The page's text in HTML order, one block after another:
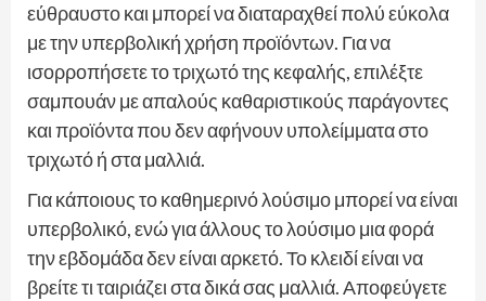
εύθραυστο και μπορεί να διαταραχθεί πολύ εύκολα
με την υπερβολική χρήση προϊόντων. Για να
ισορροπήσετε το τριχωτό της κεφαλής, επιλέξτε
σαμπουάν με απαλούς καθαριστικούς παράγοντες
και προϊόντα που δεν αφήνουν υπολείμματα στο
τριχωτό ή στα μαλλιά.
Για κάποιους το καθημερινό λούσιμο μπορεί να είναι
υπερβολικό, ενώ για άλλους το λούσιμο μια φορά
την εβδομάδα δεν είναι αρκετό. Το κλειδί είναι να
βρείτε τι ταιριάζει στα δικά σας μαλλιά. Αποφεύγετε